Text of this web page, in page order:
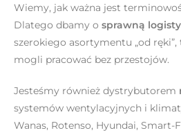
Wiemy, jak ważna jest
Dlatego dbamy o sprawną
szerokiego asortymentu „od
mogli pracować bez przestojów.
Jesteśmy również dystrybutorem
systemów wentylacyjnych i
Wanas, Rotenso, Hyundai, Smart-